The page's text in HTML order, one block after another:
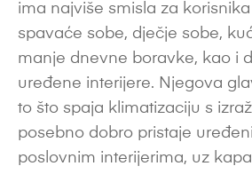
ima najviše smisla za
spavaće sobe, dječje sobe,
manje dnevne boravke, kao i
uređene interijere. Njegova
to što spaja klimatizaciju s
posebno dobro pristaje
poslovnim interijerima, uz